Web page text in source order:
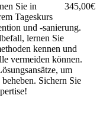
345,00€
Sie in
Tageskurs
und -sanierung.
lernen Sie
kennen und
vermeiden können.
um
Sichern Sie